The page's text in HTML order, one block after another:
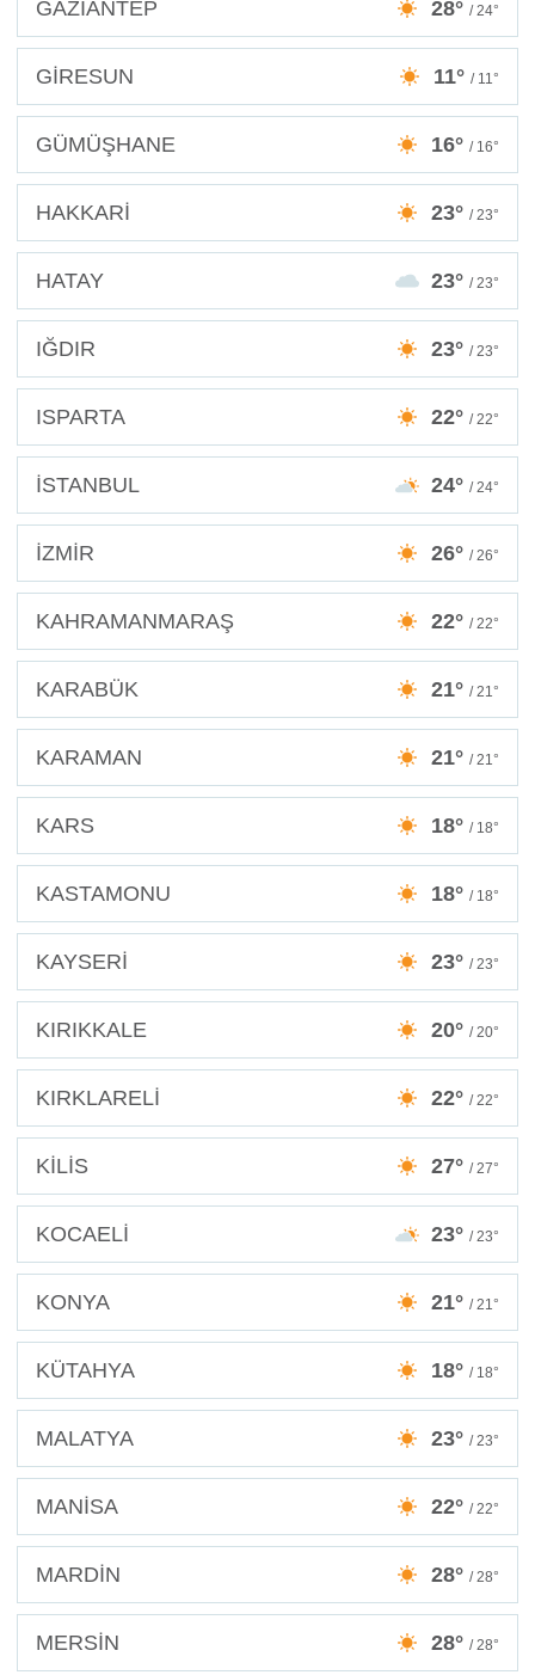
GAZİANTEP 28° / 24°
GİRESUN 11° / 11°
GÜMÜŞHANE 16° / 16°
HAKKARİ 23° / 23°
HATAY 23° / 23°
IĞDIR 23° / 23°
ISPARTA 22° / 22°
İSTANBUL 24° / 24°
İZMİR 26° / 26°
KAHRAMANMARAŞ 22° / 22°
KARABÜK 21° / 21°
KARAMAN 21° / 21°
KARS 18° / 18°
KASTAMONU 18° / 18°
KAYSERİ 23° / 23°
KIRIKKALE 20° / 20°
KIRKLARELİ 22° / 22°
KİLİS 27° / 27°
KOCAELİ 23° / 23°
KONYA 21° / 21°
KÜTAHYA 18° / 18°
MALATYA 23° / 23°
MANİSA 22° / 22°
MARDİN 28° / 28°
MERSİN 28° / 28°